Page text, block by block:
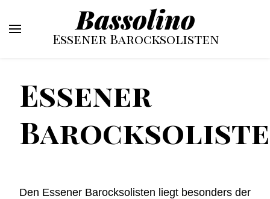
Bassolino
Essener Barocksolisten
Essener
Den Essener Barocksolisten liegt besonders der